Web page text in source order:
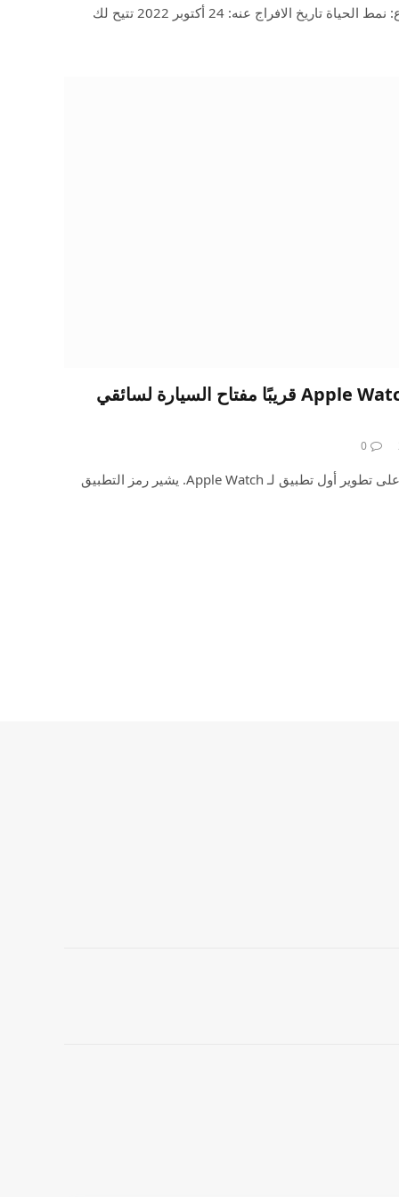
مفضل مثل شركة Labs, Inc. النوع: نمط الحياة تاريخ الافراج عنه: 24 أكتوبر 2022 تتيح لك
مثل iPhone، قد تصبح Apple Watch قريبًا مفتاح السيارة لسائقي
0
يبدو أن شركة Tesla تعمل بنشاط على تطوير أول تطبيق لـ Apple Watch. يشير رمز التطبيق